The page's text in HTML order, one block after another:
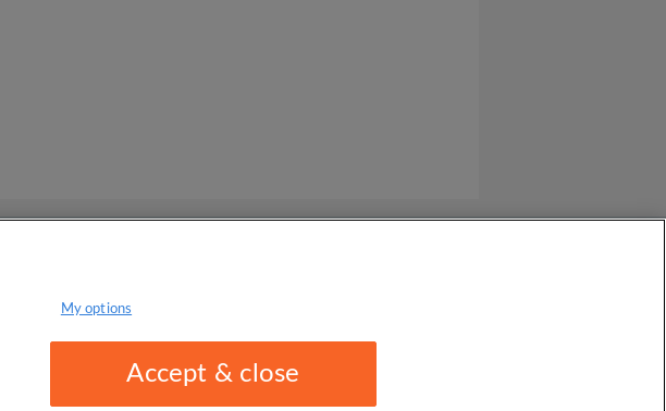
My options
Accept & close